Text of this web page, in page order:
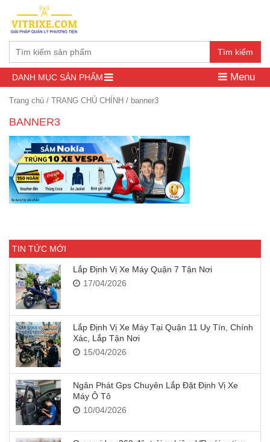
Tìm kiếm
DANH MỤC SẢN PHẨM Menu
Trang chủ / TRANG CHỦ CHÍNH / banner3
BANNER3
TIN TỨC MỚI
Lắp Định Vị Xe Máy Quận 7 Tận Nơi
17/04/2026
Lắp Định Vị Xe Máy Tại Quận 11 Uy Tín, Chính
Xác, Lắp Tận Nơi
15/04/2026
Ngân Phát Gps Chuyên Lắp Đặt Định Vị Xe
Máy Ô Tô
10/04/2026